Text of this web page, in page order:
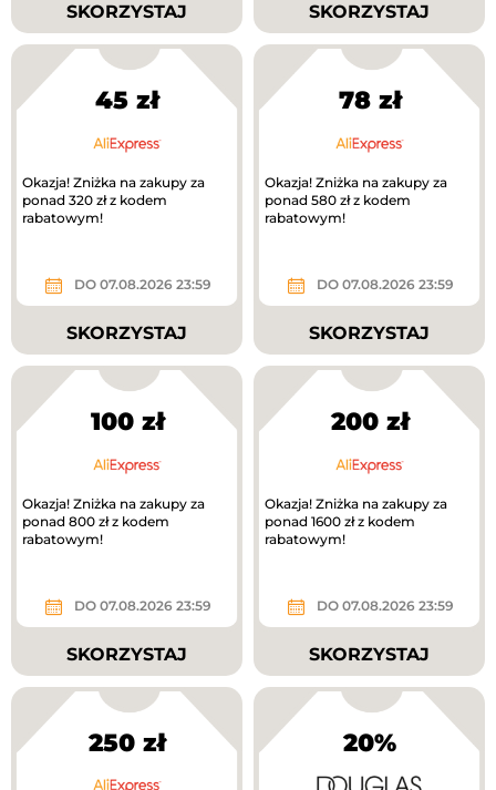
SKORZYSTAJ SKORZYSTAJ
45 zł
Okazja! Zniżka na zakupy za
ponad 320 zł z kodem
rabatowym!
DO 07.08.2026 23:59
SKORZYSTAJ
78 zł
Okazja! Zniżka na zakupy za
ponad 580 zł z kodem
rabatowym!
DO 07.08.2026 23:59
SKORZYSTAJ
100 zł
Okazja! Zniżka na zakupy za
ponad 800 zł z kodem
rabatowym!
DO 07.08.2026 23:59
SKORZYSTAJ
200 zł
Okazja! Zniżka na zakupy za
ponad 1600 zł z kodem
rabatowym!
DO 07.08.2026 23:59
SKORZYSTAJ
250 zł 20%